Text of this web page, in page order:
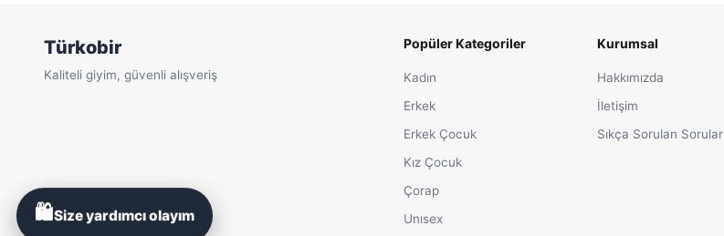
Türkobir
Kaliteli giyim, güvenli alışveriş
Popüler Kategoriler
Kadın
Erkek
Erkek Çocuk
Kız Çocuk
Çorap
Unısex
Kurumsal
Hakkımızda
İletişim
Sıkça Sorulan Sorular
🛍️Size yardımcı olayım